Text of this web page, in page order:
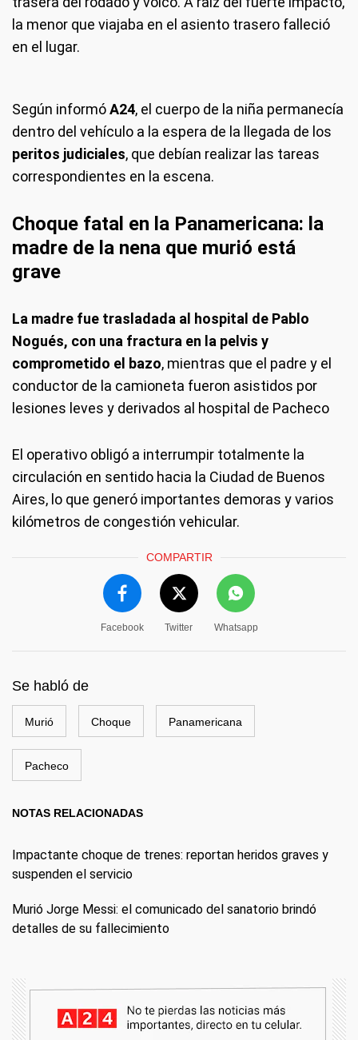
la menor que viajaba en el asiento trasero falleció
en el lugar.
Según informóA24, el cuerpo de la niña permanecía
dentro del vehículo a la espera de la llegada de los
peritos judiciales, que debían realizar las tareas
correspondientes en la escena.
Choque fatal en la Panamericana: la
madre de la nena que murió está
grave
La madre fue trasladada al hospital de Pablo
Nogués, con una fractura en la pelvis y
comprometido el bazo, mientras que el padre y el
conductor de la camioneta fueron asistidos por
lesiones leves y derivados al hospital de Pacheco
El operativo obligó a interrumpir totalmente la
circulación en sentido hacia la Ciudad de Buenos
Aires, lo que generó importantes demoras y varios
kilómetros de congestión vehicular.
COMPARTIR
Facebook Twitter Whatsapp
Se habló de
Murió Choque Panamericana
Pacheco
NOTAS RELACIONADAS
Impactante choque de trenes: reportan heridos graves y
suspenden el servicio
Murió Jorge Messi: el comunicado del sanatorio brindó
detalles de su fallecimiento